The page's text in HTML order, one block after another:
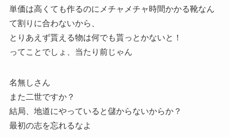
単価は高くても作るのにメチャメチャ時間かかる靴なん
て割りに合わないから、
とりあえず貰える物は何でも貰っとかないと！
ってことでしょ、当たり前じゃん
名無しさん
また二世ですか？
結局、地道にやっていると儲からないからか？
最初の志を忘れるなよ